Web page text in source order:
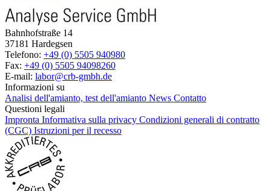
Bahnhofstraße 14
37181 Hardegsen
Telefono: +49 (0) 5505 940980
Fax: +49 (0) 5505 94098260
E-mail: labor@crb-gmbh.de
Informazioni su
Analisi dell'amianto, test dell'amianto News Contatto
Questioni legali
Impronta Informativa sulla privacy Condizioni generali di contratto
(CGC) Istruzioni per il recesso